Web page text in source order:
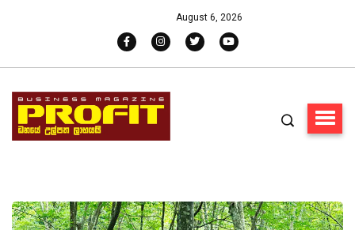
August 6, 2026